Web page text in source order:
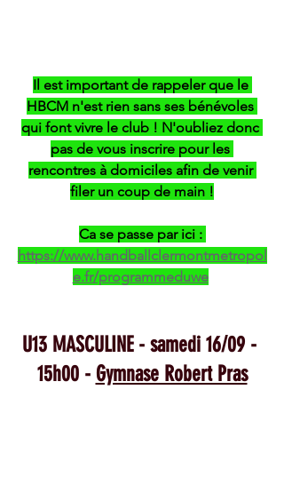
Il est important de rappeler que le
HBCM n'est rien sans ses bénévoles
qui font vivre le club ! N'oubliez donc
pas de vous inscrire pour les
rencontres à domiciles afin de venir
filer un coup de main !
Ca se passe par ici :
https://www.handballclermontmetropol
e.fr/programmeduwe
U13 MASCULINE - samedi 16/09 -
15h00 - Gymnase Robert Pras